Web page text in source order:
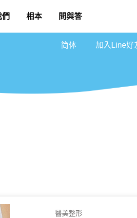
們 相本 問與答
简体 加入Line好
醫美整形